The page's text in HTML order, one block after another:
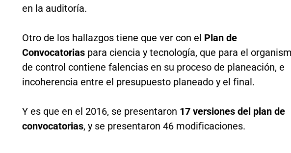
en la auditoría.
Otro de los hallazgos tiene que ver con el Plan de
Convocatoriaspara ciencia y tecnología, que para el
de control contiene falencias en su proceso de planeación, e
incoherencia entre el presupuesto planeado y el final.
Y es que en el 2016, se presentaron 17 versiones del plan de
convocatorias, y se presentaron 46 modificaciones.